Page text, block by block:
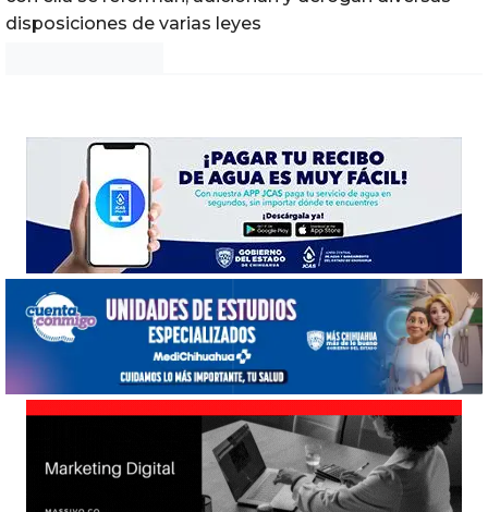
disposiciones de varias leyes